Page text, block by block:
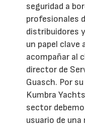
seguridad a
profesionales
distribuidores
un papel clave
acompañar al
director de
Guasch. Por
Kumbra
sector
usuario de